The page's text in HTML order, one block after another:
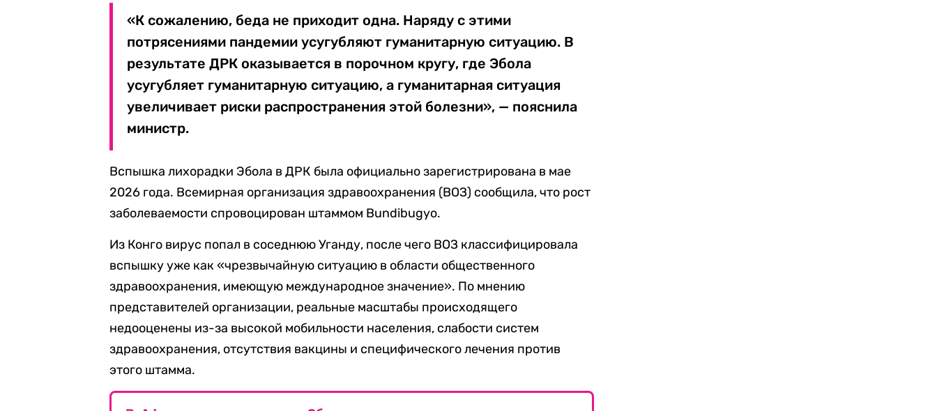
«К сожалению, беда не приходит одна. Наряду с этими
потрясениями пандемии усугубляют гуманитарную ситуацию. В
результате ДРК оказывается в порочном кругу, где Эбола
усугубляет гуманитарную ситуацию, а гуманитарная ситуация
увеличивает риски распространения этой болезни», — пояснила
министр.
Вспышка лихорадки Эбола в ДРК была официально зарегистрирована в мае
2026 года. Всемирная организация здравоохранения (ВОЗ) сообщила, что рост
заболеваемости спровоцирован штаммом Bundibugyo.
Из Конго вирус попал в соседнюю Уганду, после чего ВОЗ классифицировала
вспышку уже как «чрезвычайную ситуацию в области общественного
здравоохранения, имеющую международное значение». По мнению
представителей организации, реальные масштабы происходящего
недооценены из-за высокой мобильности населения, слабости систем
здравоохранения, отсутствия вакцины и специфического лечения против
этого штамма.